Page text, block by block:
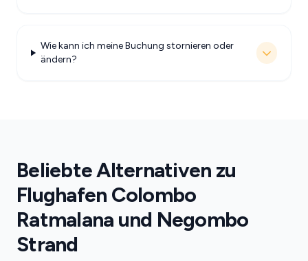
Wie kann ich meine Buchung stornieren oder
ändern?
Beliebte Alternativen zu
Flughafen Colombo
Ratmalana und Negombo
Strand